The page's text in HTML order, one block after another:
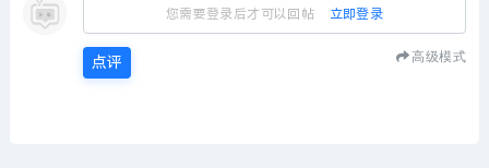
您需要登录后才可以回帖 立即登录
点评 高级模式